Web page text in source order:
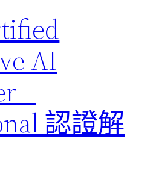
AI
–
認證解